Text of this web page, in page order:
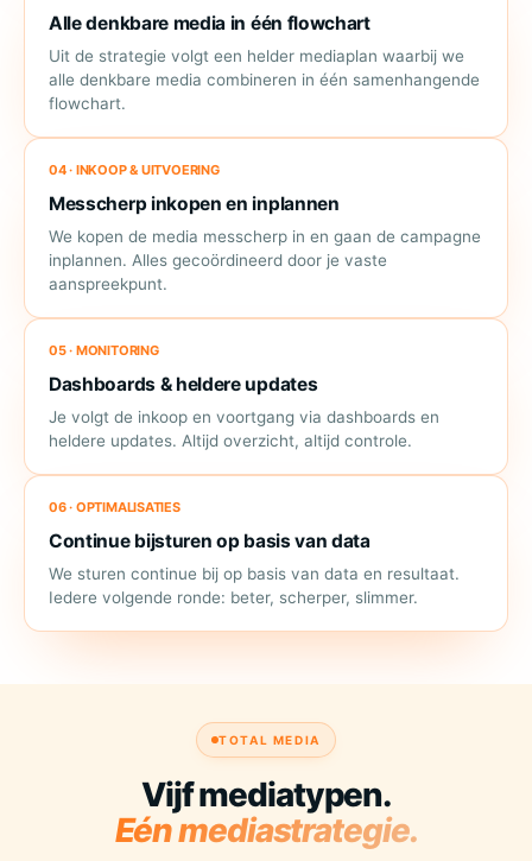
Alle denkbare media in één flowchart
Uit de strategie volgt een helder mediaplan waarbij we
alle denkbare media combineren in één samenhangende
flowchart.
04 · INKOOP & UITVOERING
Messcherp inkopen en inplannen
We kopen de media messcherp in en gaan de campagne
inplannen. Alles gecoördineerd door je vaste
aanspreekpunt.
05 · MONITORING
Dashboards & heldere updates
Je volgt de inkoop en voortgang via dashboards en
heldere updates. Altijd overzicht, altijd controle.
06 · OPTIMALISATIES
Continue bijsturen op basis van data
We sturen continue bij op basis van data en resultaat.
Iedere volgende ronde: beter, scherper, slimmer.
TOTAL MEDIA
Vijf mediatypen.
Eén mediastrategie.